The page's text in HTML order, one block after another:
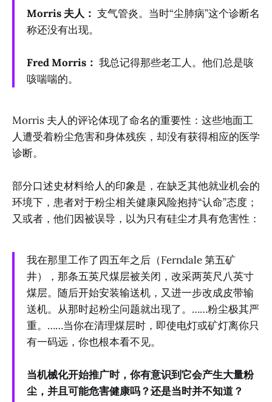
Morris 夫人： 支气管炎。当时“尘肺病”这个诊断名
称还没有出现。
Fred Morris： 我总记得那些老工人。他们总是咳
咳喘喘的。
Morris 夫人的评论体现了命名的重要性：这些地面工
人遭受着粉尘危害和身体残疾，却没有获得相应的医学
诊断。
部分口述史材料给人的印象是，在缺乏其他就业机会的
环境下，患者对于粉尘相关健康风险抱持“认命”态度；
又或者，他们因被误导，以为只有硅尘才具有危害性：
我在那里工作了四五年之后（Ferndale 第五矿
井），那条五英尺煤层被关闭，改采两英尺八英寸
煤层。随后开始安装输送机，又进一步改成皮带输
送机。从那时起粉尘问题就出现了。……粉尘极其严
重。……当你在清理煤层时，即使电灯或矿灯离你只
有一码远，你也根本看不见。
当机械化开始推广时，你有意识到它会产生大量粉
尘，并且可能危害健康吗？还是当时并不知道？